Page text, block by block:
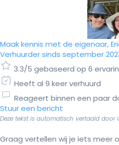
Maak kennis met de eigenaar,
Verhuurder sinds september
3.3/5 gebaseerd op 6
Heeft al 9 keer verhuurd
Reageert binnen een paar
Stuur een bericht
Deze tekst is automatisch vertaald door
Graag vertellen wij je iets meer